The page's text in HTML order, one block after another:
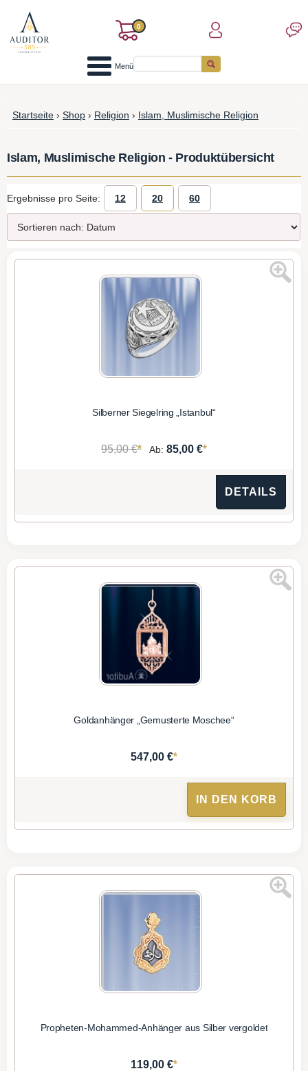
0
Menü
Startseite › Shop › Religion › Islam, Muslimische Religion
Islam, Muslimische Religion - Produktübersicht
Ergebnisse pro Seite: 12 20 60
Silberner Siegelring „Istanbul“
95,00 €* Ab: 85,00 €*
DETAILS
Goldanhänger „Gemusterte Moschee“
547,00 €*
IN DEN KORB
Propheten-Mohammed-Anhänger aus Silber vergoldet
119,00 €*